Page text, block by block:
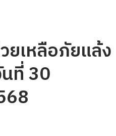
ยเหลือภัยแล้ง
ที่ 30